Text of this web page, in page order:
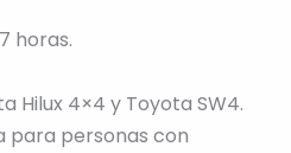
7 horas.
Hilux 4×4 y Toyota SW4.
para personas con